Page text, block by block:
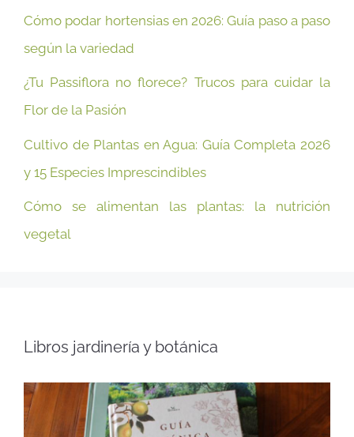
Cómo podar hortensias en 2026: Guía paso a paso
según la variedad
¿Tu Passiflora no florece? Trucos para cuidar la
Flor de la Pasión
Cultivo de Plantas en Agua: Guía Completa 2026
y 15 Especies Imprescindibles
Cómo se alimentan las plantas: la nutrición
vegetal
Libros jardinería y botánica